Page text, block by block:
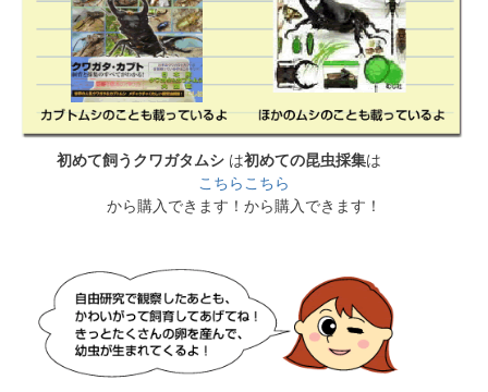
初めて飼うクワガタムシ は
こちら
から購入できます！
初めての昆虫採集は
こちら
から購入できます！